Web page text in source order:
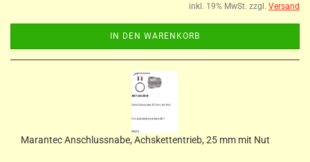
inkl. 19% MwSt. zzgl. Versand
IN DEN WARENKORB
Marantec Anschlussnabe, Achskettentrieb, 25 mm mit Nut